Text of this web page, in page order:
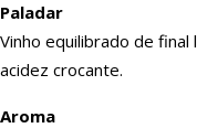
Paladar
Vinho equilibrado de
acidez crocante.
Aroma